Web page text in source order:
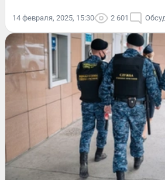
14 февраля, 2025, 15:30 2 601